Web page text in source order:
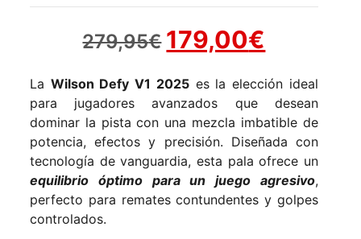
279,95€ 179,00€
La Wilson Defy V1 2025es la elección ideal
para jugadores avanzados que desean
dominar la pista con una mezcla imbatible de
potencia, efectos y precisión. Diseñada con
tecnología de vanguardia, esta pala ofrece un
equilibrio óptimo para un juego agresivo,
perfecto para remates contundentes y golpes
controlados.